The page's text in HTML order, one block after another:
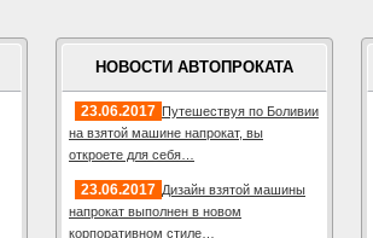
НОВОСТИ АВТОПРОКАТА
23.06.2017 Путешествуя по Боливии
на взятой машине напрокат, вы
откроете для себя…
23.06.2017 Дизайн взятой машины
напрокат выполнен в новом
корпоративном стиле…